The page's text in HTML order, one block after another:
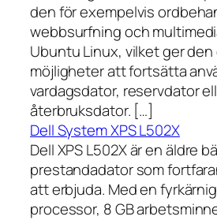
den för exempelvis
webbsurfning och
Ubuntu Linux, vilket ger den
möjligheter att fortsätta
vardagsdator, reservdator
återbruksdator. […]
Dell System XPS L502X
Dell XPS L502X är en äldre
prestandadator som
att erbjuda. Med en
processor, 8 GB